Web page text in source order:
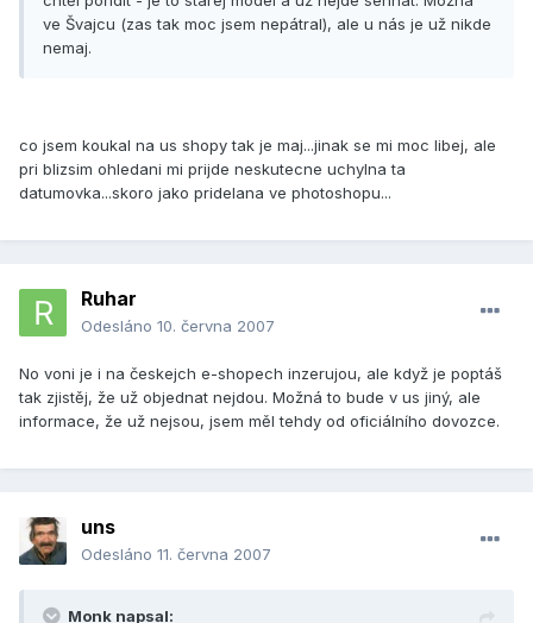
ve Švajcu (zas tak moc jsem nepátral), ale u nás je už nikde
nemaj.
co jsem koukal na us shopy tak je maj...jinak se mi moc libej, ale
pri blizsim ohledani mi prijde neskutecne uchylna ta
datumovka...skoro jako pridelana ve photoshopu...
Ruhar
Odesláno 10. června 2007
No voni je i na českejch e-shopech inzerujou, ale když je poptáš
tak zjistěj, že už objednat nejdou. Možná to bude v us jiný, ale
informace, že už nejsou, jsem měl tehdy od oficiálního dovozce.
uns
Odesláno 11. června 2007
Monk napsal: